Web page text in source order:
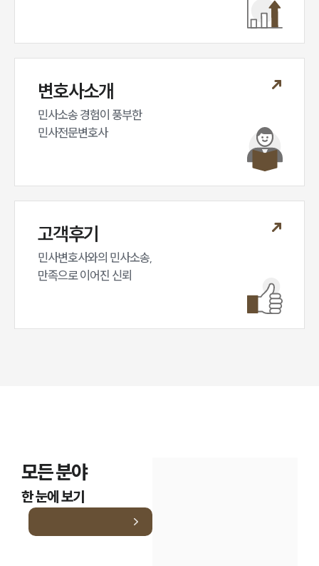
변호사소개
민사소송 경험이 풍부한
민사전문변호사
고객후기
민사변호사와의 민사소송,
만족으로 이어진 신뢰
모든 분야
한 눈에 보기